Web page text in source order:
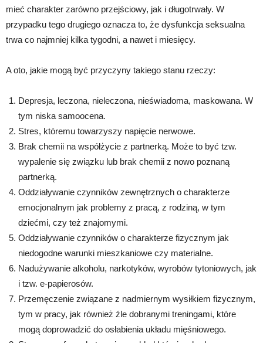
mieć charakter zarówno przejściowy, jak i długotrwały. W
przypadku tego drugiego oznacza to, że dysfunkcja seksualna
trwa co najmniej kilka tygodni, a nawet i miesięcy.
A oto, jakie mogą być przyczyny takiego stanu rzeczy:
Depresja, leczona, nieleczona, nieświadoma, maskowana. W
tym niska samoocena.
Stres, któremu towarzyszy napięcie nerwowe.
Brak chemii na współżycie z partnerką. Może to być tzw.
wypalenie się związku lub brak chemii z nowo poznaną
partnerką.
Oddziaływanie czynników zewnętrznych o charakterze
emocjonalnym jak problemy z pracą, z rodziną, w tym
dziećmi, czy też znajomymi.
Oddziaływanie czynników o charakterze fizycznym jak
niedogodne warunki mieszkaniowe czy materialne.
Nadużywanie alkoholu, narkotyków, wyrobów tytoniowych, jak
i tzw. e-papierosów.
Przemęczenie związane z nadmiernym wysiłkiem fizycznym,
tym w pracy, jak również źle dobranymi treningami, które
mogą doprowadzić do osłabienia układu mięśniowego.